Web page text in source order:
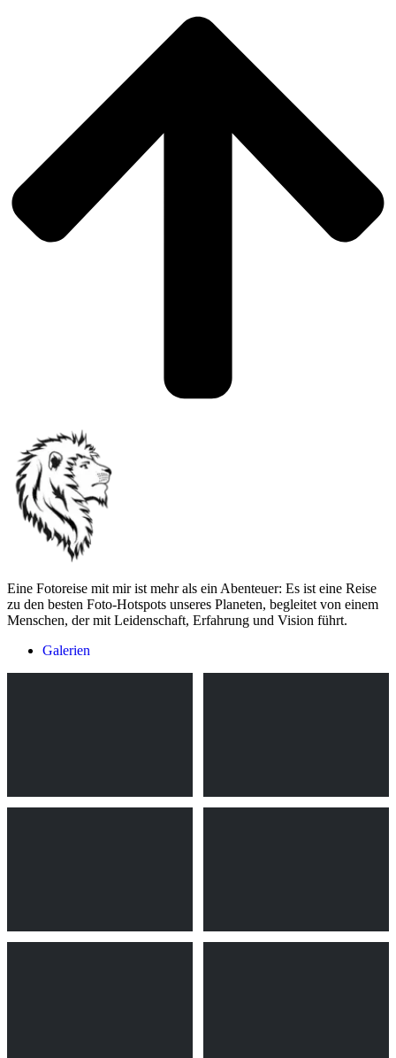
Eine Fotoreise mit mir ist mehr als ein Abenteuer: Es ist eine Reise
zu den besten Foto-Hotspots unseres Planeten, begleitet von einem
Menschen, der mit Leidenschaft, Erfahrung und Vision führt.
Galerien